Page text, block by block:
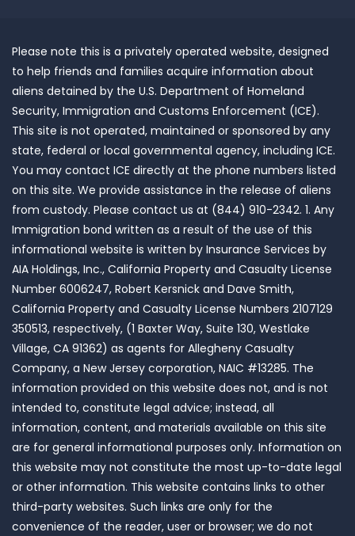
Please note this is a privately operated website, designed
to help friends and families acquire information about
aliens detained by the U.S. Department of Homeland
Security, Immigration and Customs Enforcement (ICE).
This site is not operated, maintained or sponsored by any
state, federal or local governmental agency, including ICE.
You may contact ICE directly at the phone numbers listed
on this site. We provide assistance in the release of aliens
from custody. Please contact us at (844) 910-2342. 1. Any
Immigration bond written as a result of the use of this
informational website is written by Insurance Services by
AIA Holdings, Inc., California Property and Casualty License
Number 6006247, Robert Kersnick and Dave Smith,
California Property and Casualty License Numbers 2107129
350513, respectively, (1 Baxter Way, Suite 130, Westlake
Village, CA 91362) as agents for Allegheny Casualty
Company, a New Jersey corporation, NAIC #13285. The
information provided on this website does not, and is not
intended to, constitute legal advice; instead, all
information, content, and materials available on this site
are for general informational purposes only. Information on
this website may not constitute the most up-to-date legal
or other information. This website contains links to other
third-party websites. Such links are only for the
convenience of the reader, user or browser; we do not